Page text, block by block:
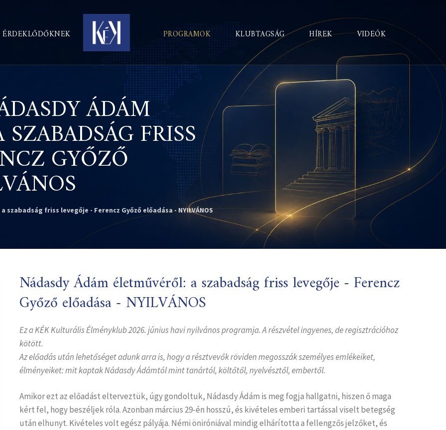
ÉRDEKLŐDŐKNEK PROGRAMOK KLUBTAGSÁG HÍREK VIDEÓK
ÁDÁM
FRISS
GYŐZŐ
friss levegője - Ferencz Győző előadása - NYILVÁNOS
Nádasdy Ádám életművéről: a szabadság friss levegője - Ferencz
Győző előadása - NYILVÁNOS
Ez a KÉK Kulturális Élményklub 2026. június havi nyilvános programja. A részvétel ingyenes, de regisztrációhoz
kötött.
Az előadás után lehetőséget adunk arra is, hogy a résztvevők röviden megosszák személyes emlékeiket,
élményeiket: mit kaptak Nádasdy Ádámtól mint tanártól, költőtől, nyelvésztől, embertől.
Amikor ezt az előadást elterveztük, úgy gondoltuk, Nádasdy Ádám is meg fogja hallgatni, hiszen ő maga
kért fel, hogy beszéljek róla. Azonban március 29-én hosszú, és kivételes emberi tartással viselt betegség
után elhunyt. Kivételes volt egész pályája. Némi öniróniával mindig elhárította a fellengzős jelzőket, és